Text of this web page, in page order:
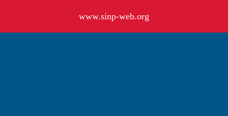
www.sinp-web.org